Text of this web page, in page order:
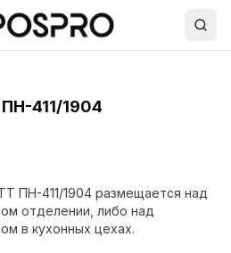
411/1904
ПН-411/1904 размещается над
отделении, либо над
в кухонных цехах.